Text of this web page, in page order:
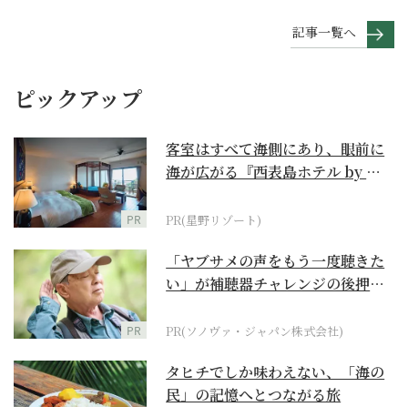
記事一覧へ
ピックアップ
PR
客室はすべて海側にあり、眼前に
海が広がる『西表島ホテル by 星
PR(星野リゾート)
PR
「ヤブサメの声をもう一度聴きた
い」が補聴器チャレンジの後押し
PR(ソノヴァ・ジャパン株式会社)
タヒチでしか味わえない、「海の
民」の記憶へとつながる旅